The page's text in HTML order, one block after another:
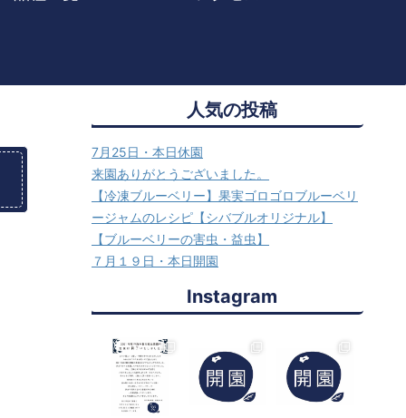
人気の投稿
7月25日・本日休園
来園ありがとうございました。
【冷凍ブルーベリー】果実ゴロゴロブルーベリ
ージャムのレシピ【シバブルオリジナル】
【ブルーベリーの害虫・益虫】
７月１９日・本日開園
Instagram